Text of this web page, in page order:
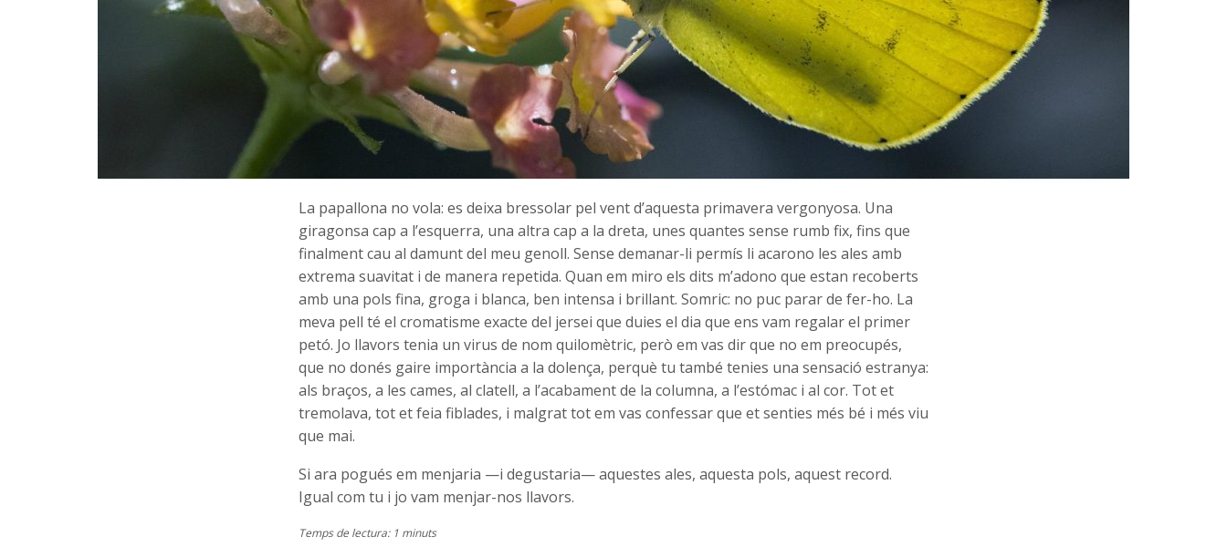
La papallona no vola: es deixa bressolar pel vent d’aquesta primavera vergonyosa. Una
giragonsa cap a l’esquerra, una altra cap a la dreta, unes quantes sense rumb fix, fins que
finalment cau al damunt del meu genoll. Sense demanar-li permís li acarono les ales amb
extrema suavitat i de manera repetida. Quan em miro els dits m’adono que estan recoberts
amb una pols fina, groga i blanca, ben intensa i brillant. Somric: no puc parar de fer-ho. La
meva pell té el cromatisme exacte del jersei que duies el dia que ens vam regalar el primer
petó. Jo llavors tenia un virus de nom quilomètric, però em vas dir que no em preocupés,
que no donés gaire importància a la dolença, perquè tu també tenies una sensació estranya:
als braços, a les cames, al clatell, a l’acabament de la columna, a l’estómac i al cor. Tot et
tremolava, tot et feia fiblades, i malgrat tot em vas confessar que et senties més bé i més viu
que mai.
Si ara pogués em menjaria —i degustaria— aquestes ales, aquesta pols, aquest record.
Igual com tu i jo vam menjar-nos llavors.
Temps de lectura: 1 minuts